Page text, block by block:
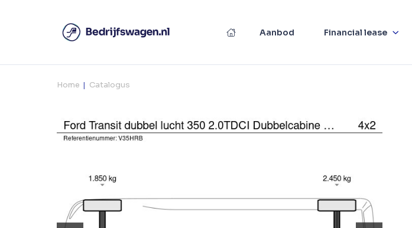
Aanbod Financial lease
Home Catalogus